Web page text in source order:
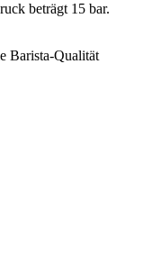
beträgt 15 bar.
Barista-Qualität